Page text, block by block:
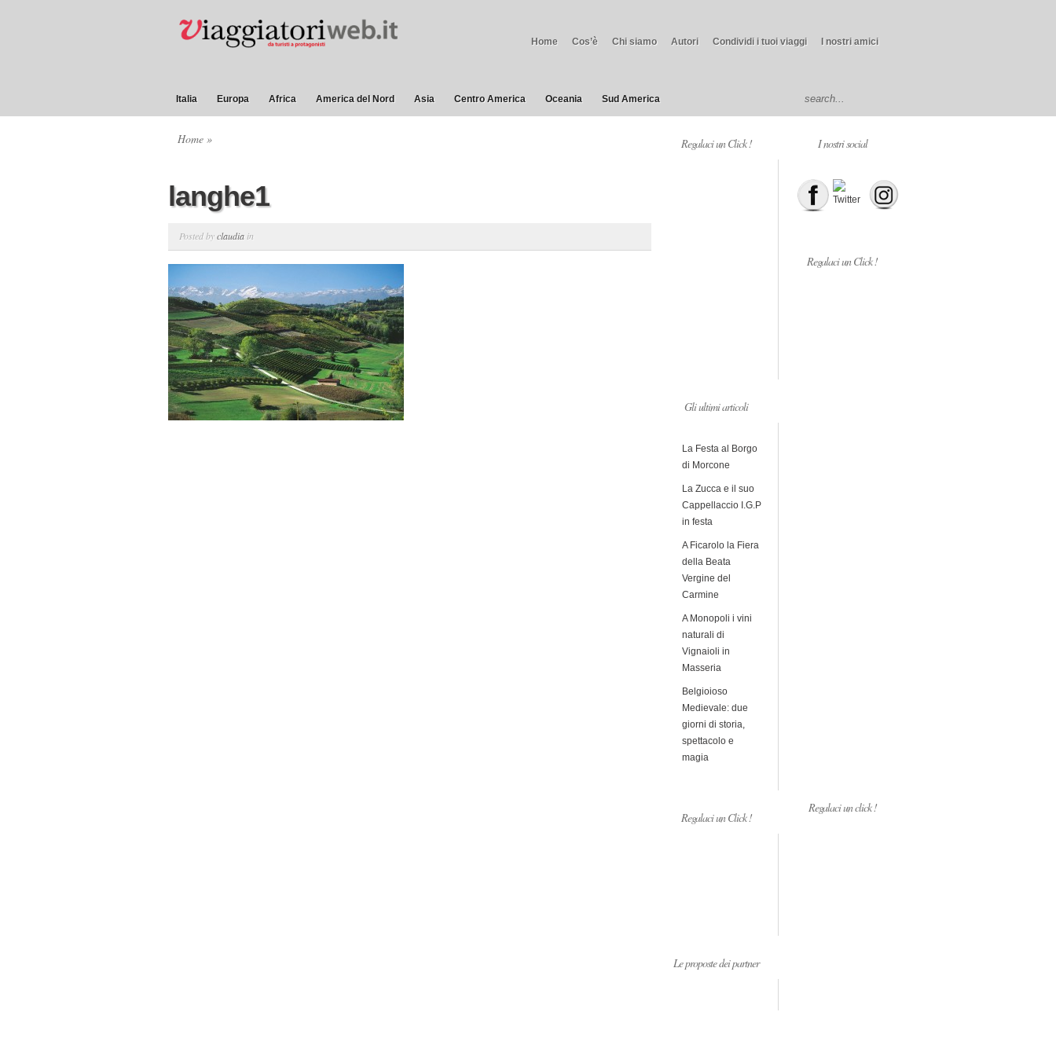
Home Cos’è Chi siamo Autori Condividi i tuoi viaggi I nostri amici
Italia Europa Africa America del Nord Asia Centro America Oceania Sud America
Home »
langhe1
Posted byclaudia in
Regalaci un Click !
Gli ultimi articoli
La Festa al Borgo
di Morcone
La Zucca e il suo
Cappellaccio I.G.P
in festa
A Ficarolo la Fiera
della Beata
Vergine del
Carmine
A Monopoli i vini
naturali di
Vignaioli in
Masseria
Belgioioso
Medievale: due
giorni di storia,
spettacolo e
magia
Regalaci un Click !
Le proposte dei partner
I nostri social
Regalaci un Click !
Regalaci un click !